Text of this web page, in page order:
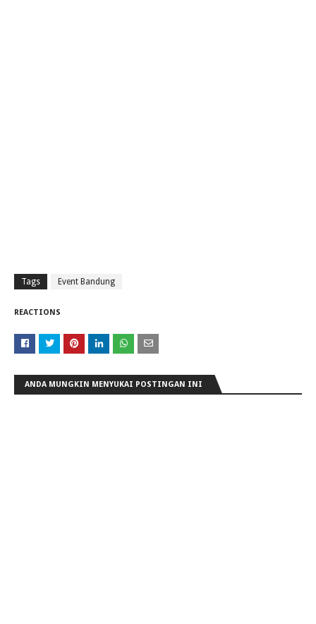
Tags Event Bandung
REACTIONS
ANDA MUNGKIN MENYUKAI POSTINGAN INI